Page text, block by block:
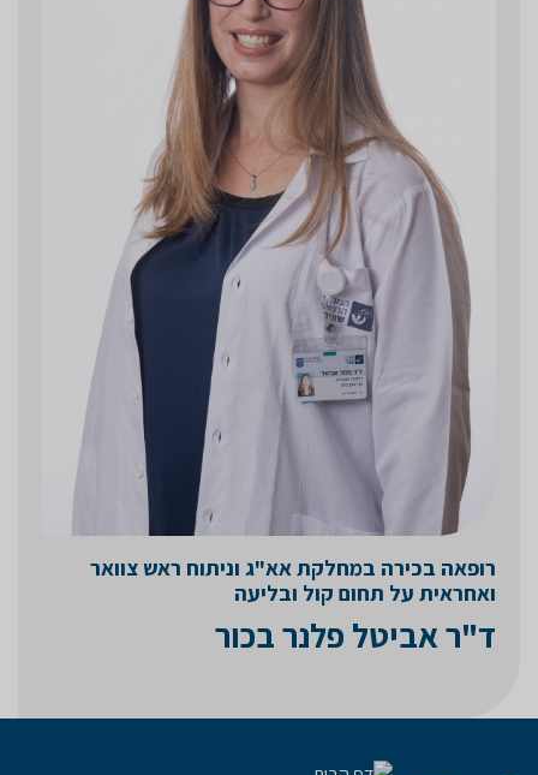
רופאה בכירה במחלקת אא"ג וניתוח ראש צוואר
ואחראית על תחום קול ובליעה
ד"ר אביטל פלנר בכור